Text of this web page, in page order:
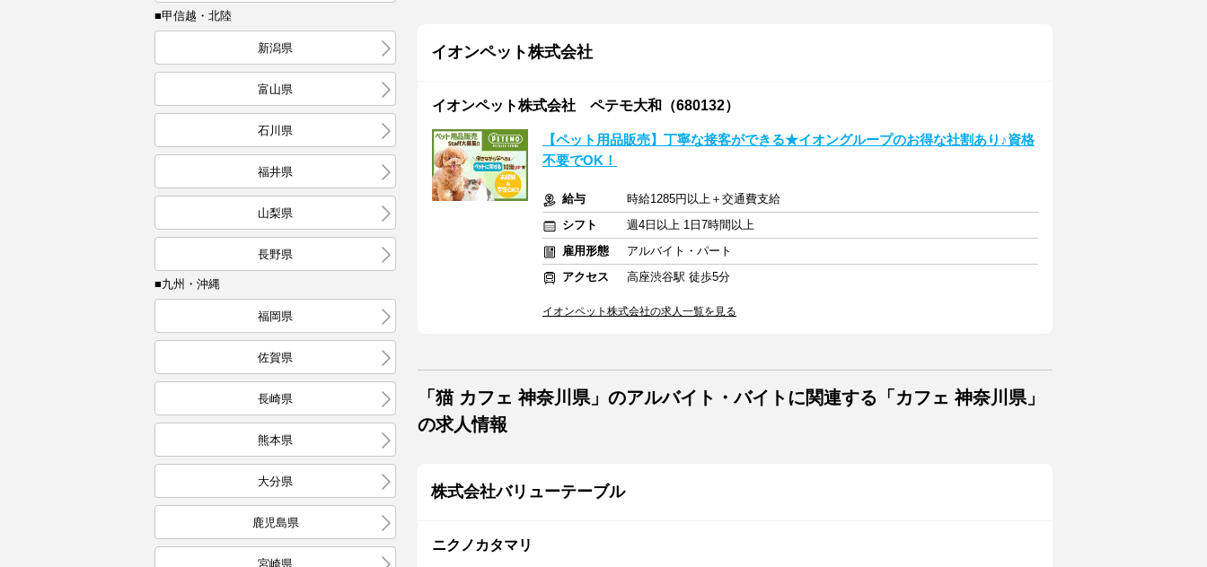
■甲信越・北陸
新潟県
富山県
石川県
福井県
山梨県
長野県
■九州・沖縄
福岡県
佐賀県
長崎県
熊本県
大分県
鹿児島県
宮崎県
イオンペット株式会社
イオンペット株式会社 ペテモ大和（680132）
【ペット用品販売】丁寧な接客ができる★イオングループのお得な社割あり♪資格
不要でOK！
給与
時給1285円以上＋交通費支給
シフト
週4日以上 1日7時間以上
雇用形態
アルバイト・パート
アクセス
高座渋谷駅 徒歩5分
イオンペット株式会社の求人一覧を見る
「猫 カフェ 神奈川県」のアルバイト・バイトに関連する「カフェ 神奈川県」
の求人情報
株式会社バリューテーブル
ニクノカタマリ